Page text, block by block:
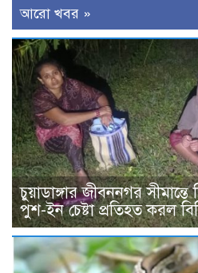
আরো খবর »
চুয়াডাঙ্গার জীবননগর
পুশ-ইন চেষ্টা প্রতিহত করল